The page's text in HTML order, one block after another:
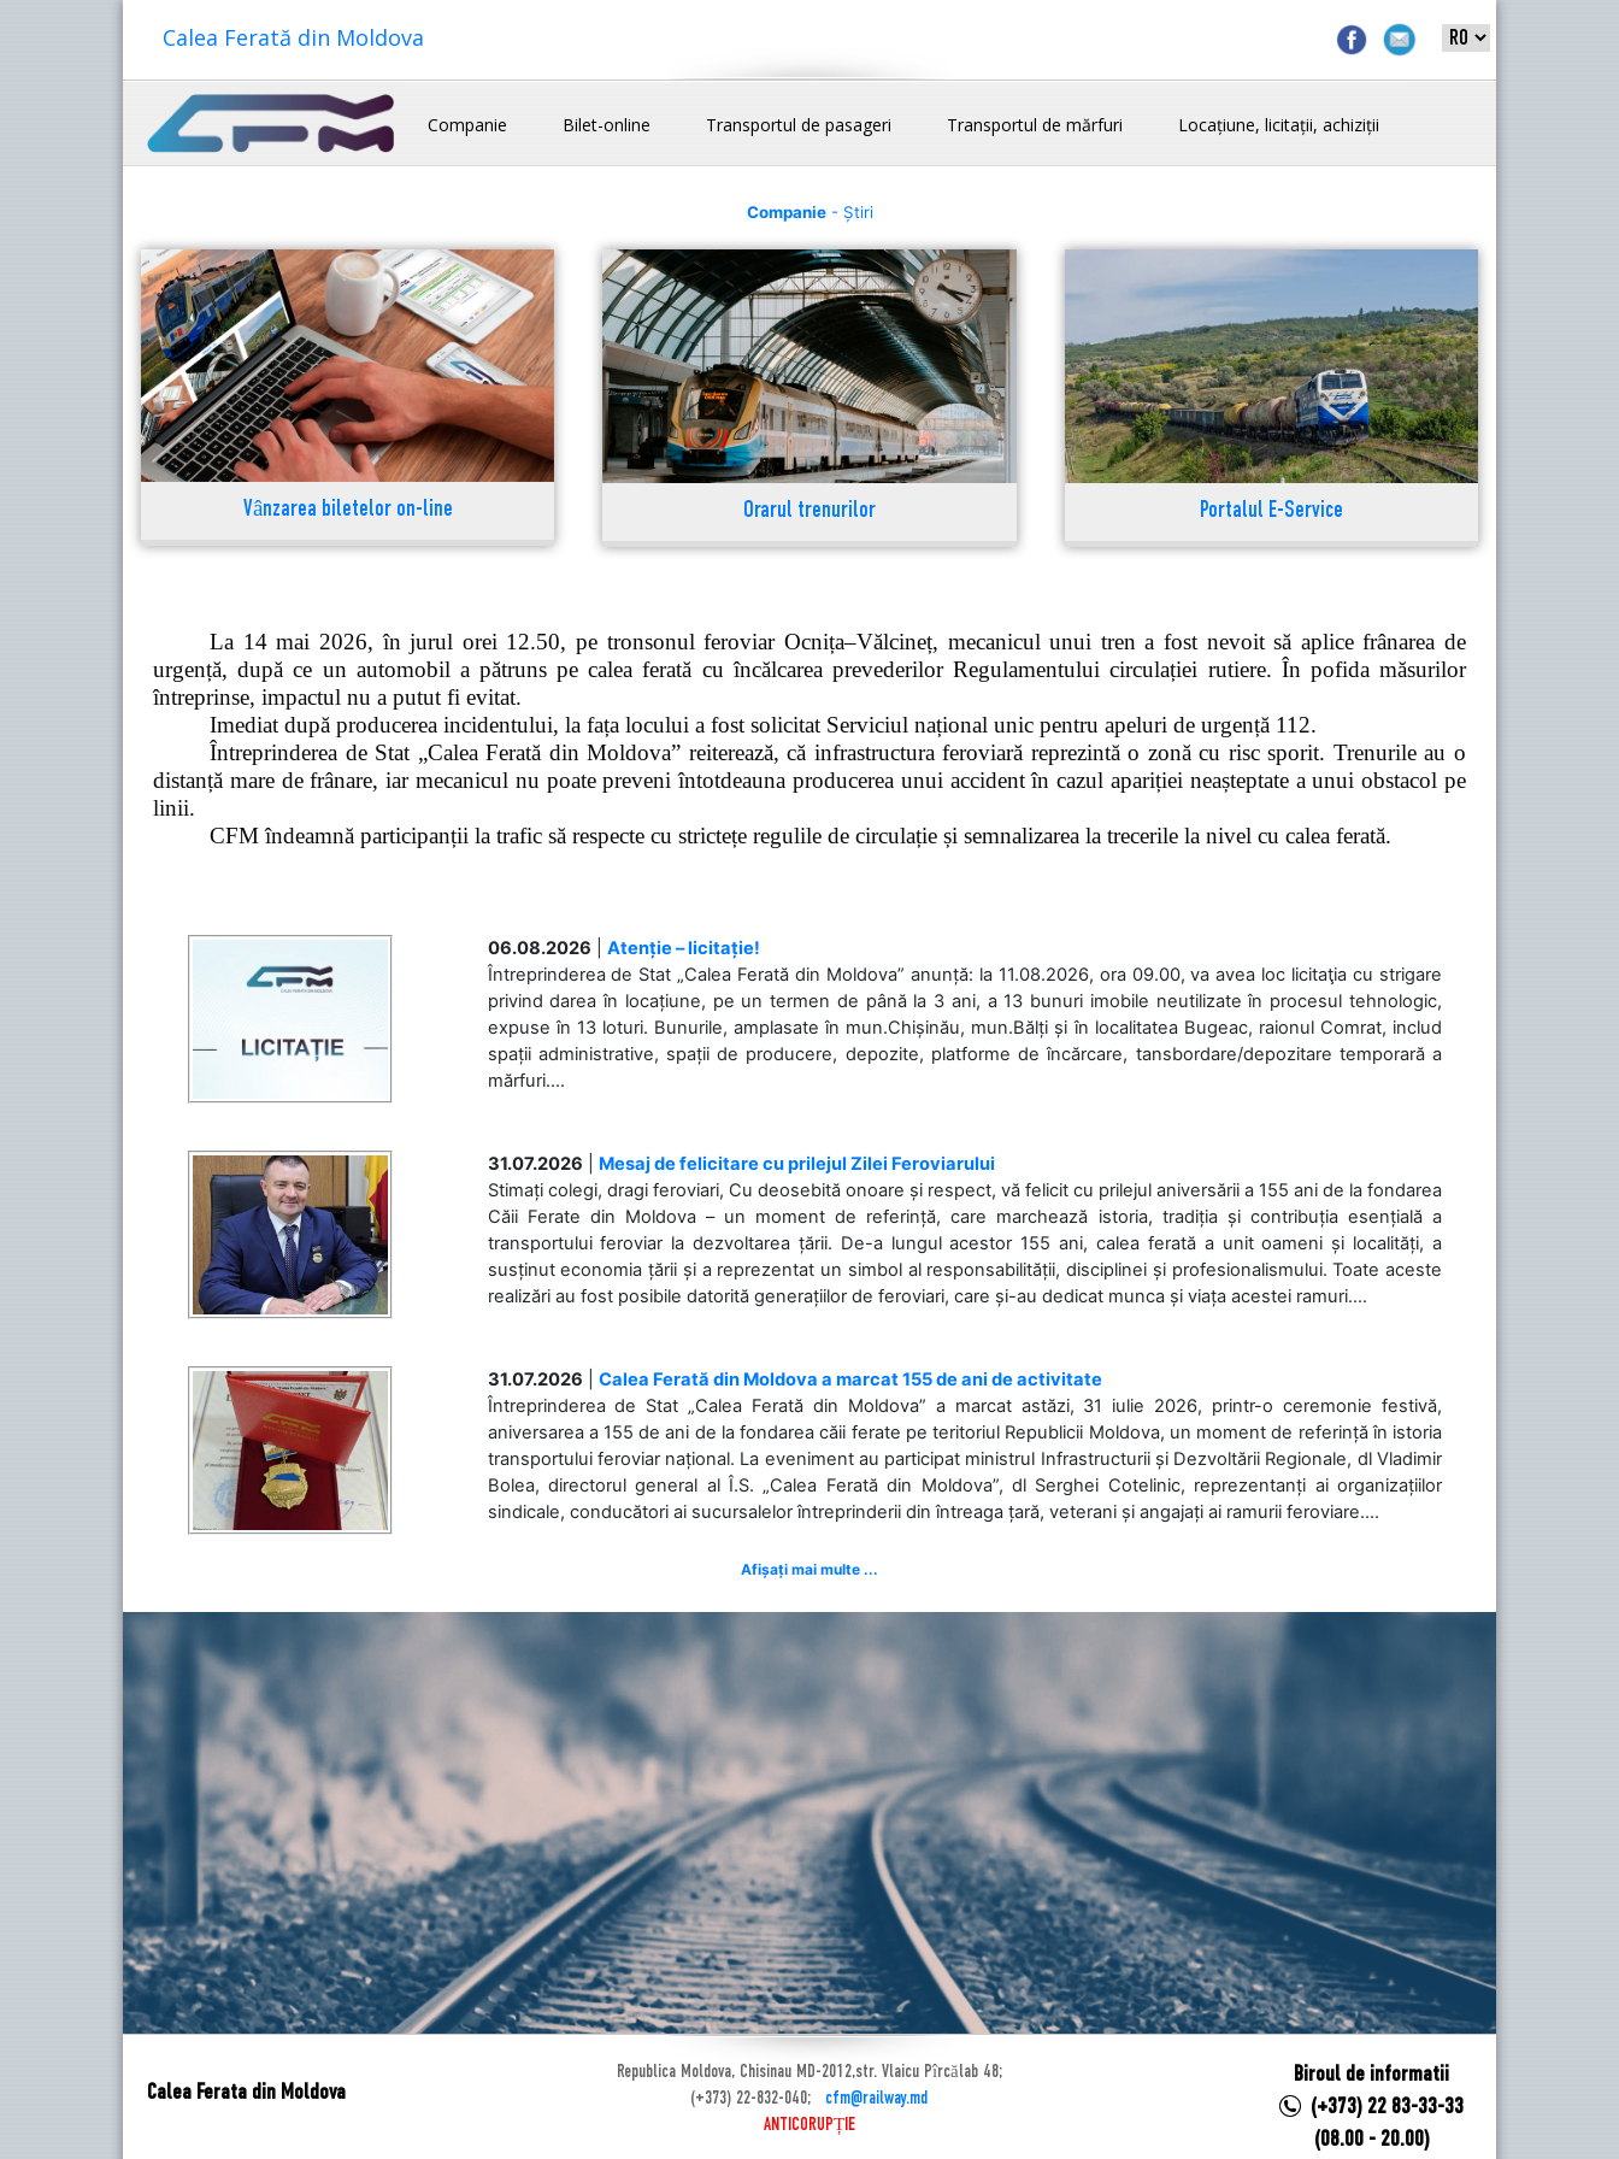
Calea Ferată din Moldova
Companie Bilet-online Transportul de pasageri Transportul de mărfuri Locațiune, licitații, achiziții
Companie- Știri
Vânzarea biletelor on-line Orarul trenurilor Portalul E-Service
La 14 mai 2026, în jurul orei 12.50, pe tronsonul feroviar Ocnița–Vălcineț, mecanicul unui tren a fost nevoit să aplice frânarea de
urgență, după ce un automobil a pătruns pe calea ferată cu încălcarea prevederilor Regulamentului circulației rutiere. În pofida măsurilor
întreprinse, impactul nu a putut fi evitat.
Imediat după producerea incidentului, la fața locului a fost solicitat Serviciul național unic pentru apeluri de urgență 112.
Întreprinderea de Stat „Calea Ferată din Moldova” reiterează, că infrastructura feroviară reprezintă o zonă cu risc sporit. Trenurile au o
distanță mare de frânare, iar mecanicul nu poate preveni întotdeauna producerea unui accident în cazul apariției neașteptate a unui obstacol pe
linii.
CFM îndeamnă participanții la trafic să respecte cu strictețe regulile de circulație și semnalizarea la trecerile la nivel cu calea ferată.
06.08.2026
Atenție – licitație!
Întreprinderea de Stat „Calea Ferată din Moldova” anunță: la 11.08.2026, ora 09.00, va avea loc licitaţia cu strigare
privind darea în locațiune, pe un termen de până la 3 ani, a 13 bunuri imobile neutilizate în procesul tehnologic,
expuse în 13 loturi. Bunurile, amplasate în mun.Chișinău, mun.Bălți și în localitatea Bugeac, raionul Comrat, includ
spații administrative, spații de producere, depozite, platforme de încărcare, tansbordare/depozitare temporară a
mărfuri....
31.07.2026
Mesaj de felicitare cu prilejul Zilei Feroviarului
Stimați colegi, dragi feroviari, Cu deosebită onoare și respect, vă felicit cu prilejul aniversării a 155 ani de la fondarea
Căii Ferate din Moldova – un moment de referință, care marchează istoria, tradiția și contribuția esențială a
transportului feroviar la dezvoltarea țării. De-a lungul acestor 155 ani, calea ferată a unit oameni și localități, a
susținut economia țării și a reprezentat un simbol al responsabilității, disciplinei și profesionalismului. Toate aceste
realizări au fost posibile datorită generațiilor de feroviari, care și-au dedicat munca și viața acestei ramuri....
31.07.2026
Calea Ferată din Moldova a marcat 155 de ani de activitate
Întreprinderea de Stat „Calea Ferată din Moldova” a marcat astăzi, 31 iulie 2026, printr-o ceremonie festivă,
aniversarea a 155 de ani de la fondarea căii ferate pe teritoriul Republicii Moldova, un moment de referință în istoria
transportului feroviar național. La eveniment au participat ministrul Infrastructurii și Dezvoltării Regionale, dl Vladimir
Bolea, directorul general al Î.S. „Calea Ferată din Moldova”, dl Serghei Cotelinic, reprezentanți ai organizațiilor
sindicale, conducători ai sucursalelor întreprinderii din întreaga țară, veterani și angajați ai ramurii feroviare....
Afișați mai multe ...
Calea Ferata din Moldova
Republica Moldova, Chisinau MD-2012,str. Vlaicu Pîrcălab 48;
(+373) 22-832-040; cfm@railway.md
ANTICORUPȚIE
Biroul de informatii
(+373) 22 83-33-33
(08.00 - 20.00)